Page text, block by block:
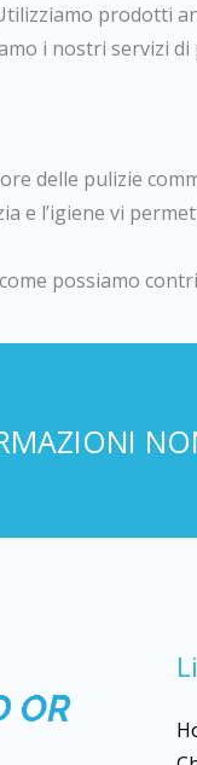
prodotti
i nostri servizi
delle pulizie
e l’igiene vi
possiamo